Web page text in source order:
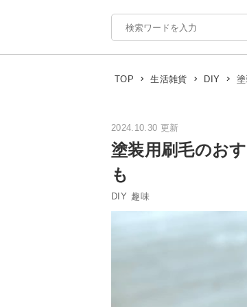
TOP 生活雑貨 DIY
2024.10.30 更新
塗装用刷毛のお
も
DIY 趣味